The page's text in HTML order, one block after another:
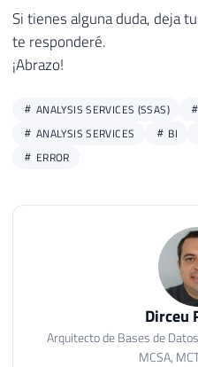
Si tienes alguna duda, deja
te responderé.
¡Abrazo!
ANALYSIS SERVICES (SSAS)
ANALYSIS SERVICES
BI
ERROR
Dirceu
Arquitecto de Bases de
MCSA,